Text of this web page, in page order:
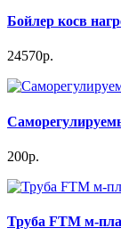
Бойлер косв
24570р.
200р.
Труба FTM м-